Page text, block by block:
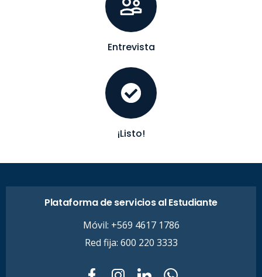
Entrevista
¡Listo!